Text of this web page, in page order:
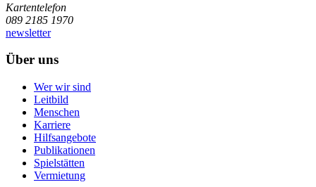
Kartentelefon
089 2185 1970
newsletter
Über uns
Wer wir sind
Leitbild
Menschen
Karriere
Hilfsangebote
Publikationen
Spielstätten
Vermietung